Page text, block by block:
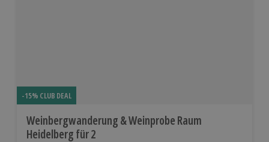
-15% CLUB DEAL
Weinbergwanderung & Weinprobe Raum
Heidelberg für 2